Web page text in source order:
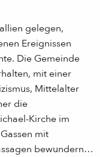
gelegen,
Ereignissen
Die Gemeinde
mit einer
Mittelalter
die
Kirche im
mit
bewundern…